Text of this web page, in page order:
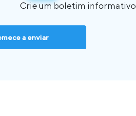
Crie um boletim informativo
a enviar